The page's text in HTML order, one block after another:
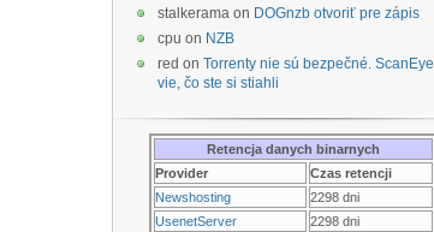
stalkerama on DOGnzb otvoriť pre zápis
cpu on NZB
red on Torrenty nie sú bezpečné. ScanEye
vie, čo ste si stiahli
Retencja danych binarnych
Provider
Czas retencji
Newshosting
2298 dni
UsenetServer
2298 dni